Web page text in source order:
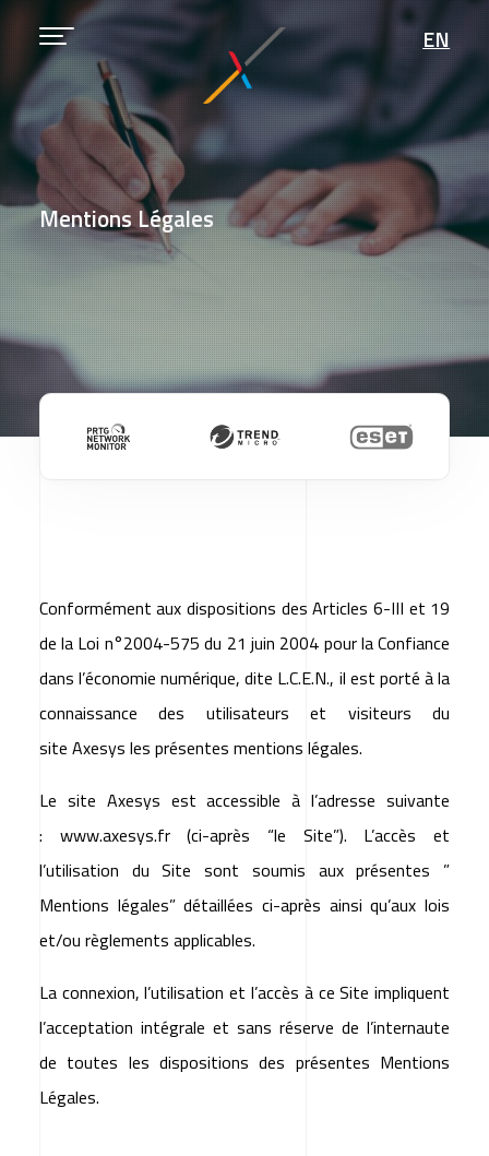
Mentions Légales
EN
Conformément aux dispositions des Articles 6-III et 19
de la Loi n°2004-575 du 21 juin 2004 pour la Confiance
dans l’économie numérique, dite L.C.E.N., il est porté à la
connaissance des utilisateurs et visiteurs du
site Axesys les présentes mentions légales.
Le site Axesys est accessible à l’adresse suivante
: www.axesys.fr(ci-après “le Site”). L’accès et
l’utilisation du Site sont soumis aux présentes ”
Mentions légales” détaillées ci-après ainsi qu’aux lois
et/ou règlements applicables.
La connexion, l’utilisation et l’accès à ce Site impliquent
l’acceptation intégrale et sans réserve de l’internaute
de toutes les dispositions des présentes Mentions
Légales.